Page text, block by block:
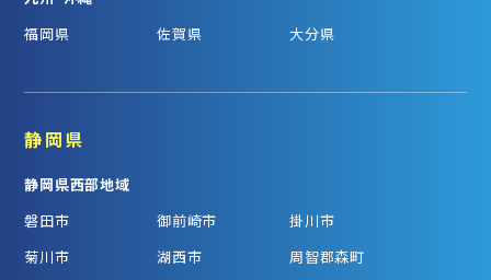
福岡県
佐賀県 大分県
静岡県
静岡県西部地域
磐田市
御前崎市
掛川市
菊川市
湖西市
周智郡森町